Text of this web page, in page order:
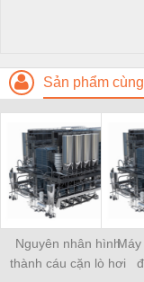
Sản phẩm
Nguyên nhân hình
thành cáu cặn lò hơi
Máy